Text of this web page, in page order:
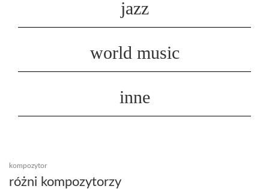
jazz
world music
inne
kompozytor
różni kompozytorzy